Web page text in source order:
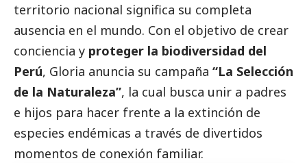
territorio nacional significa su completa
ausencia en el mundo. Con el objetivo de crear
conciencia y proteger la biodiversidad del
Perú, Gloria anuncia su campaña “La Selección
de la Naturaleza”, la cual busca unir a padres
e hijos para hacer frente a la extinción de
especies endémicas a través de divertidos
momentos de conexión familiar.